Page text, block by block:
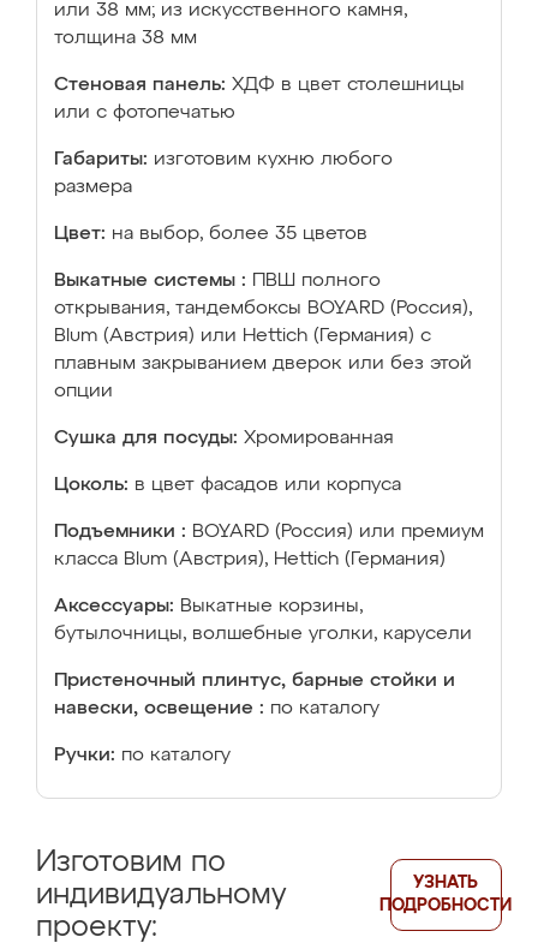
или 38 мм; из искусственного камня,
толщина 38 мм
Стеновая панель: ХДФ в цвет столешницы
или с фотопечатью
Габариты: изготовим кухню любого
размера
Цвет: на выбор, более 35 цветов
Выкатные системы :
ПВШ полного
открывания, тандембоксы BOYARD (Россия),
Blum (Австрия) или Hettich (Германия) с
плавным закрыванием дверок или без этой
опции
Сушка для посуды: Хромированная
Цоколь: в цвет фасадов или корпуса
Подъемники : BOYARD (Россия) или премиум
класса Blum (Австрия), Hettich (Германия)
Аксессуары: Выкатные корзины,
бутылочницы, волшебные уголки, карусели
Пристеночный плинтус, барные стойки и
навески, освещение : по каталогу
Ручки: по каталогу
Изготовим по
индивидуальному
проекту:
УЗНАТЬ
ПОДРОБНОСТИ